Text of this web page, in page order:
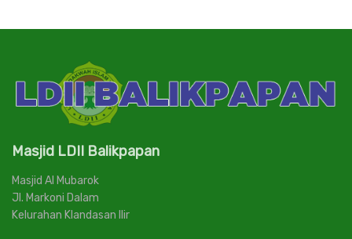
Masjid LDII Balikpapan
Masjid Al Mubarok
Jl. Markoni Dalam
Kelurahan Klandasan Ilir